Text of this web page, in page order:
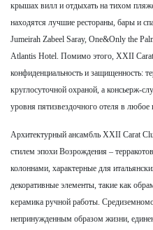
крышах вилл и отдыхать на тихом
находятся лучшие рестораны, бары и
Jumeirah Zabeel Saray, One&Only the
Atlantis Hotel. Помимо этого, XXII
конфиденциальность и защищенность:
круглосуточной охраной, а консьерж-
уровня пятизвездочного отеля в любое
Архитектурный ансамбль XXII Carat
стилем эпохи Возрождения –
колоннами, характерные для
декоративные элементы, такие как
керамика ручной работы.
непринужденным образом жизни,